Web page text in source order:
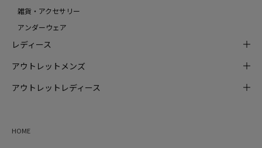
雑貨・アクセサリー
アンダーウェア
レディース
アウトレットメンズ
アウトレットレディース
HOME